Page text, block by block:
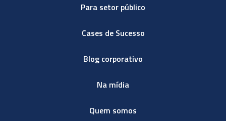
Para setor público
Cases de Sucesso
Blog corporativo
Na mídia
Quem somos